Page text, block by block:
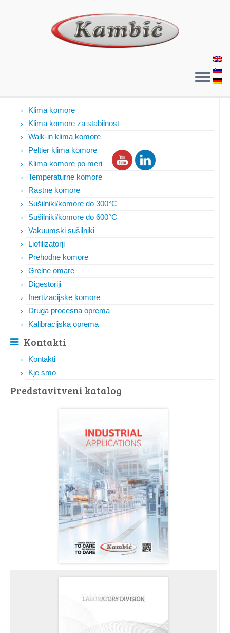
Klima komore
Klima komore za stabilnost
Walk-in klima komore
Peltier klima komore
Klima komore po meri
Temperaturne komore
Rastne komore
Sušilniki/komore do 300°C
Sušilniki/komore do 600°C
Vakuumski sušilniki
Liofilizatorji
Prehodne komore
Grelne omare
Digestoriji
Inertizacijske komore
Druga procesna oprema
Kalibracijska oprema
Kontakti
Kontakti
Kje smo
Predstavitveni katalog​​